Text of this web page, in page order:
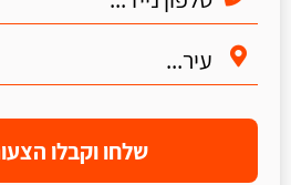
שלחו וקבלו